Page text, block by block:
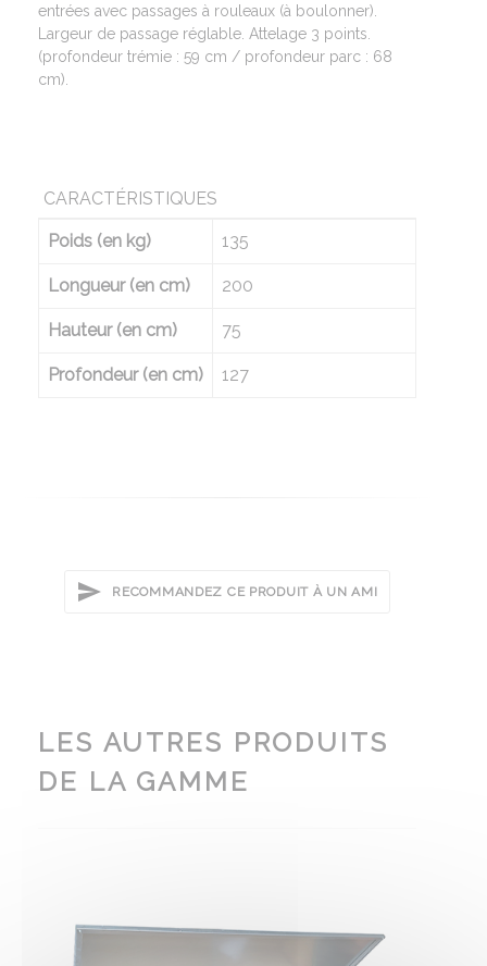
entrées avec passages à rouleaux (à boulonner).
Largeur de passage réglable. Attelage 3 points.
(profondeur trémie : 59 cm / profondeur parc : 68
cm).
CARACTÉRISTIQUES
Poids (en kg) 135
Longueur (en cm) 200
Hauteur (en cm) 75
Profondeur (en cm) 127
RECOMMANDEZ CE PRODUIT À UN AMI
LES AUTRES PRODUITS
DE LA GAMME